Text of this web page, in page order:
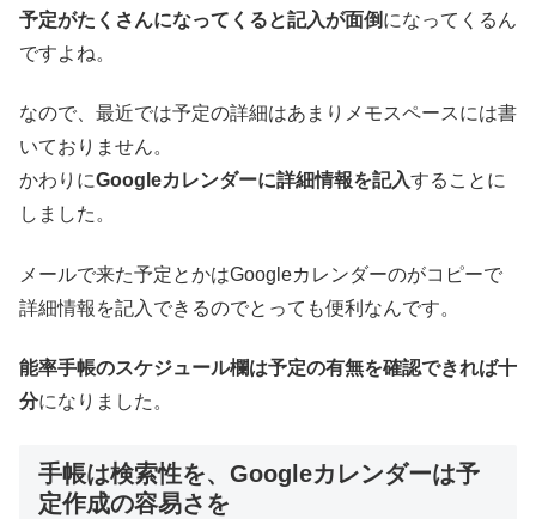
予定がたくさんになってくると記入が面倒になってくるん
ですよね。
なので、最近では予定の詳細はあまりメモスペースには書
いておりません。
かわりにGoogleカレンダーに詳細情報を記入することに
しました。
メールで来た予定とかはGoogleカレンダーのがコピーで
詳細情報を記入できるのでとっても便利なんです。
能率手帳のスケジュール欄は予定の有無を確認できれば十
分になりました。
手帳は検索性を、Googleカレンダーは予
定作成の容易さを